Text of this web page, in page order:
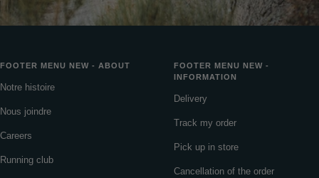
FOOTER MENU NEW - ABOUT
Notre histoire
Nous joindre
Careers
Running club
FOOTER MENU NEW -
INFORMATION
Delivery
Track my order
Pick up in store
Cancellation of the order